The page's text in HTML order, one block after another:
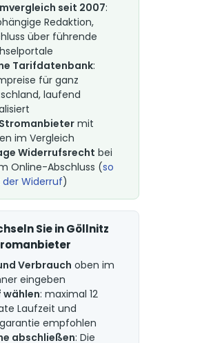
seit 2007:
Redaktion,
über führende
Tarifdatenbank:
für ganz
laufend
mit
im Vergleich
Widerrufsrecht bei
Online-Abschluss (so
Widerruf)
Sie in Göllnitz
Verbrauch oben im
eingeben
wählen: maximal 12
Laufzeit und
empfohlen
abschließen: Die